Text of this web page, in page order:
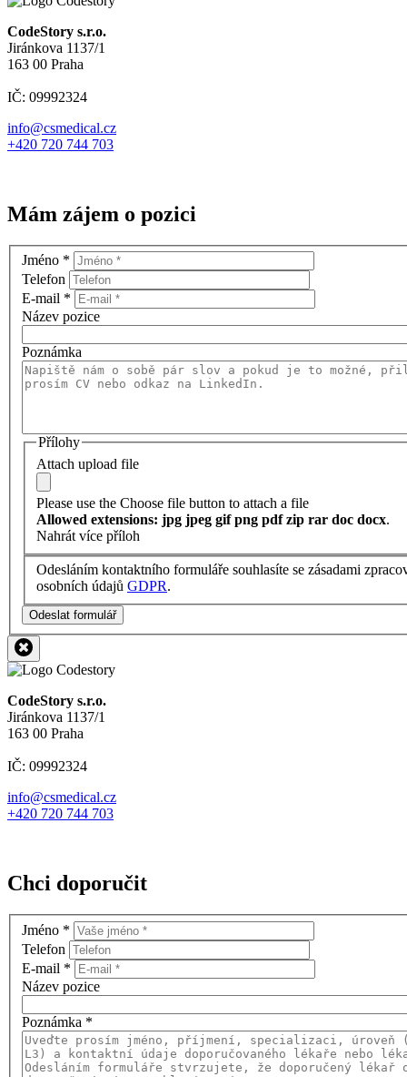
CodeStory s.r.o.
Jiránkova 1137/1
163 00 Praha
IČ: 09992324
info@csmedical.cz
+420 720 744 703
Mám zájem o pozici
Jméno *
Telefon
E-mail *
Název pozice
Poznámka
Přílohy
Attach upload file
Please use the Choose file button to attach a file
Allowed extensions: jpg jpeg gif png pdf zip rar doc docx.
Nahrát více příloh
Odesláním kontaktního formuláře souhlasíte se zásadami
osobních údajů GDPR.
Odeslat formulář
CodeStory s.r.o.
Jiránkova 1137/1
163 00 Praha
IČ: 09992324
info@csmedical.cz
+420 720 744 703
Chci doporučit
Jméno *
Telefon
E-mail *
Název pozice
Poznámka *